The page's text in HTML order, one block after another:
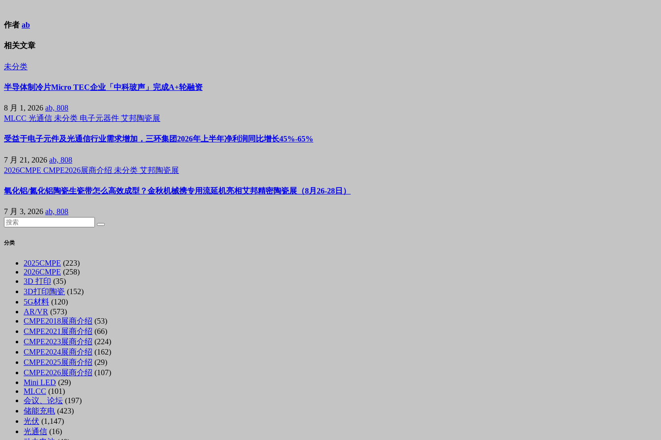
作者 ab
相关文章
未分类
半导体制冷片Micro TEC企业「中科玻声」完成A+轮融资
8 月 1, 2026 ab, 808
MLCC 光通信 未分类 电子元器件 艾邦陶瓷展
受益于电子元件及光通信行业需求增加，三环集团2026年上半年净利润同比增长45%-65%
7 月 21, 2026 ab, 808
2026CMPE CMPE2026展商介绍 未分类 艾邦陶瓷展
氧化铝/氮化铝陶瓷生瓷带怎么高效成型？金秋机械携专用流延机亮相艾邦精密陶瓷展（8月26-28日）
7 月 3, 2026 ab, 808
分类
2025CMPE (223)
2026CMPE (258)
3D 打印 (35)
3D打印陶瓷 (152)
5G材料 (120)
AR/VR (573)
CMPE2018展商介绍 (53)
CMPE2021展商介绍 (66)
CMPE2023展商介绍 (224)
CMPE2024展商介绍 (162)
CMPE2025展商介绍 (29)
CMPE2026展商介绍 (107)
Mini LED (29)
MLCC (101)
会议、论坛 (197)
储能充电 (423)
光伏 (1,147)
光通信 (16)